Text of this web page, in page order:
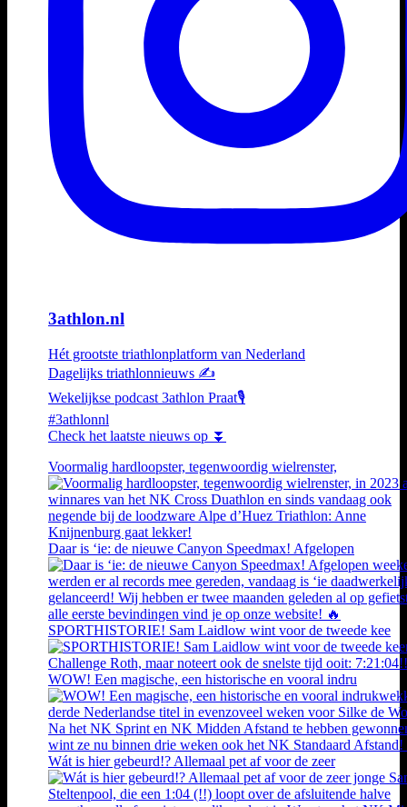
3athlon.nl
Hét grootste triathlonplatform van Nederland
Dagelijks triathlonnieuws ✍️
Wekelijkse podcast 3athlon Praat🎙️
#3athlonnl
Check het laatste nieuws op ⏬
Voormalig hardloopster, tegenwoordig wielrenster,
Daar is ‘ie: de nieuwe Canyon Speedmax! Afgelopen
SPORTHISTORIE! Sam Laidlow wint voor de tweede kee
WOW! Een magische, een historische en vooral indru
Wát is hier gebeurd!? Allemaal pet af voor de zeer